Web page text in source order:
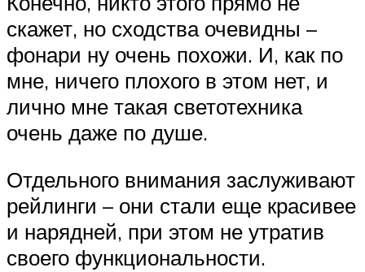
скажет, но сходства очевидны –
фонари ну очень похожи. И, как по
мне, ничего плохого в этом нет, и
лично мне такая светотехника
очень даже по душе.
Отдельного внимания заслуживают
рейлинги – они стали еще красивее
и нарядней, при этом не утратив
своего функциональности.